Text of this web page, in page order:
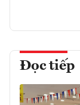
Đọc tiếp